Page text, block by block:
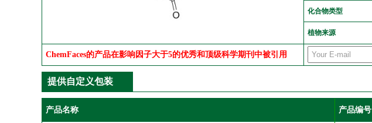
化合物类型
植物来源
ChemFaces的产品在影响因子大于5的优秀和顶级科学期刊中被引用
提供自定义包装
产品名称 产品编号